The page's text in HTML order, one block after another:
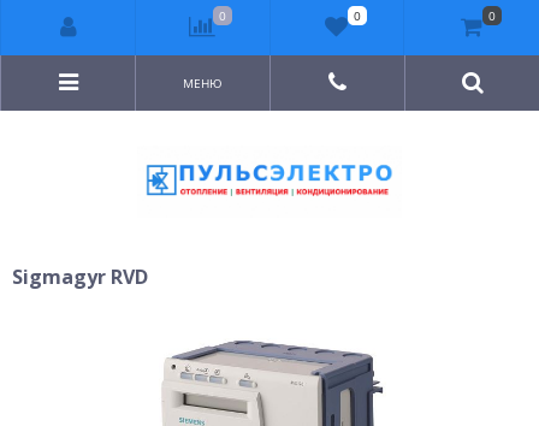
МЕНЮ
Sigmagyr RVD
0 0 0